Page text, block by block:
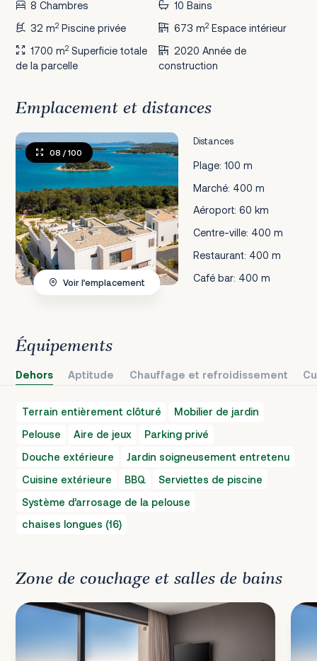
8 Chambres
10 Bains
32 m2 Piscine privée 673 m2Espace intérieur
1700 m2 Superficie totale
de la parcelle
2020 Année de
construction
Emplacement et distances
Distances
Plage: 100 m
Marché: 400 m
Aéroport: 60 km
Centre-ville: 400 m
Restaurant: 400 m
Café bar: 400 m
08 / 100
Voir l’emplacement
Équipements
Dehors Aptitude Chauffage et refroidissement
Terrain entièrement clôturé
Mobilier de jardin
Pelouse
Aire de jeux
Parking privé
Douche extérieure
Jardin soigneusement entretenu
Cuisine extérieure
BBQ
Serviettes de piscine
Système d’arrosage de la pelouse
chaises longues (16)
Zone de couchage et salles de bains